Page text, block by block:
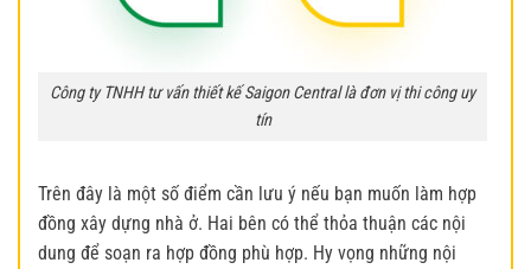
Công ty TNHH tư vấn thiết kế Saigon Central là đơn vị thi công uy
tín
Trên đây là một số điểm cần lưu ý nếu bạn muốn làm hợp
đồng xây dựng nhà ở. Hai bên có thể thỏa thuận các nội
dung để soạn ra hợp đồng phù hợp. Hy vọng những nội